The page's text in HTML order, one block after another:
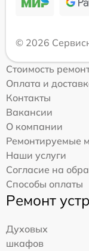
© 2026
Стоимость
Оплата и
Контакты
Вакансии
О компании
Ремонтируемые
Наши услуги
Согласие на
Способы оплаты
Ремонт
Духовых
шкафов